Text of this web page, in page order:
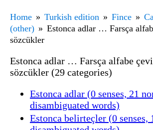
Home Turkish edition Fince
(other)
Estonca adlar … Farsça
sözcükler
Estonca adlar … Farsça alfabe
sözcükler (29 categories)
Estonca adlar (0 senses, 21
disambiguated words)
Estonca belirteçler (0 senses,